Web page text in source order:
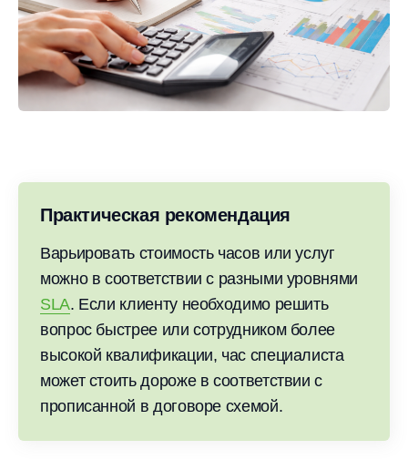
Практическая рекомендация
Варьировать стоимость часов или услуг
можно в соответствии с разными уровнями
SLA. Если клиенту необходимо решить
вопрос быстрее или сотрудником более
высокой квалификации, час специалиста
может стоить дороже в соответствии с
прописанной в договоре схемой.